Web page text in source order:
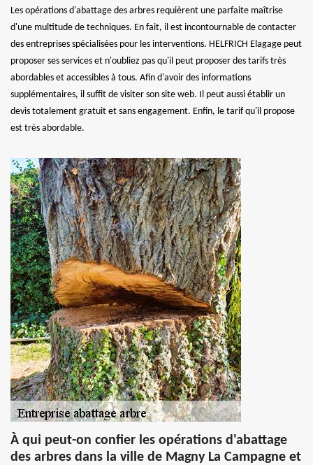
Les opérations d'abattage des arbres requièrent une parfaite maîtrise
d'une multitude de techniques. En fait, il est incontournable de contacter
des entreprises spécialisées pour les interventions. HELFRICH Elagage peut
proposer ses services et n'oubliez pas qu'il peut proposer des tarifs très
abordables et accessibles à tous. Afin d'avoir des informations
supplémentaires, il suffit de visiter son site web. Il peut aussi établir un
devis totalement gratuit et sans engagement. Enfin, le tarif qu'il propose
est très abordable.
À qui peut-on confier les opérations d'abattage
des arbres dans la ville de Magny La Campagne et